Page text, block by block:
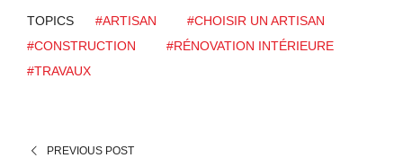
TOPICS #ARTISAN
#CHOISIR UN ARTISAN
#CONSTRUCTION
#RÉNOVATION INTÉRIEURE
#TRAVAUX
PREVIOUS POST